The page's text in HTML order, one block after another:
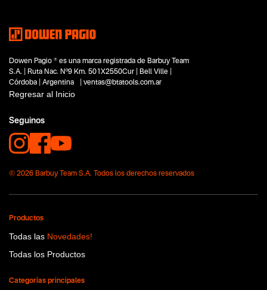
Segmentos - pendiente
Capacidad
18V
Funcion o uso
Tecnologia
Flex One
Dowen Pagio ® es una marca registrada de Barbuy Team
S.A. | Ruta Nac. Nº9 Km. 501X2550Cur | Bell Ville |
Córdoba | Argentina | ventas@btatools.com.ar
Regresar al Inicio
Seguinos
© 2026 Barbuy Team S.A. Todos los derechos reservados
Productos
Todas las Novedades!
Todas los Productos
Categorías principales